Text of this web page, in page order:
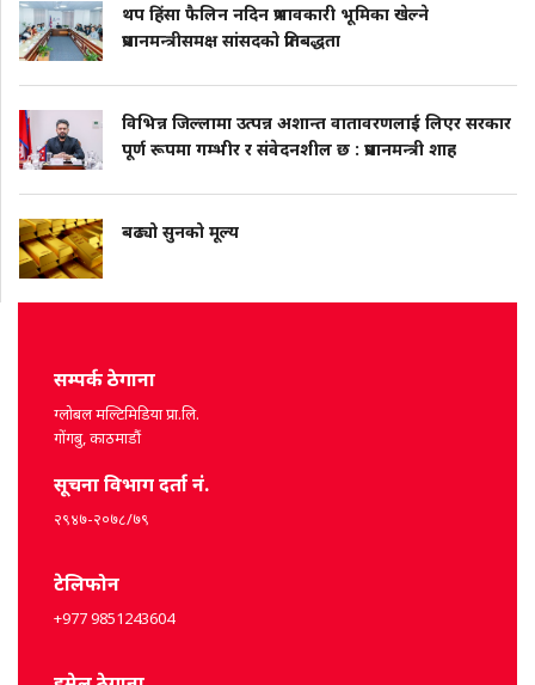
थप हिंसा फैलिन नदिन प्रभावकारी भूमिका खेल्ने
प्रधानमन्त्रीसमक्ष सांसदको प्रतिबद्धता
विभिन्न जिल्लामा उत्पन्न अशान्त वातावरणलाई लिएर सरकार
पूर्ण रूपमा गम्भीर र संवेदनशील छ : प्रधानमन्त्री शाह
बढ्यो सुनको मूल्य
सम्पर्क ठेगाना
ग्लोबल मल्टिमिडिया प्रा.लि.
गोंगबु, काठमाडौं
सूचना विभाग दर्ता नं.
२९४७-२०७८/७९
टेलिफोन
+977 9851243604